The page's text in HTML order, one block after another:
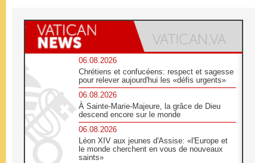
06.08.2026
Chrétiens et confucéens: respect et sagesse
pour relever aujourd'hui les «défis urgents»
06.08.2026
À Sainte-Marie-Majeure, la grâce de Dieu
descend encore sur le monde
06.08.2026
Léon XIV aux jeunes d'Assise: «l'Europe et
le monde cherchent en vous de nouveaux
saints»